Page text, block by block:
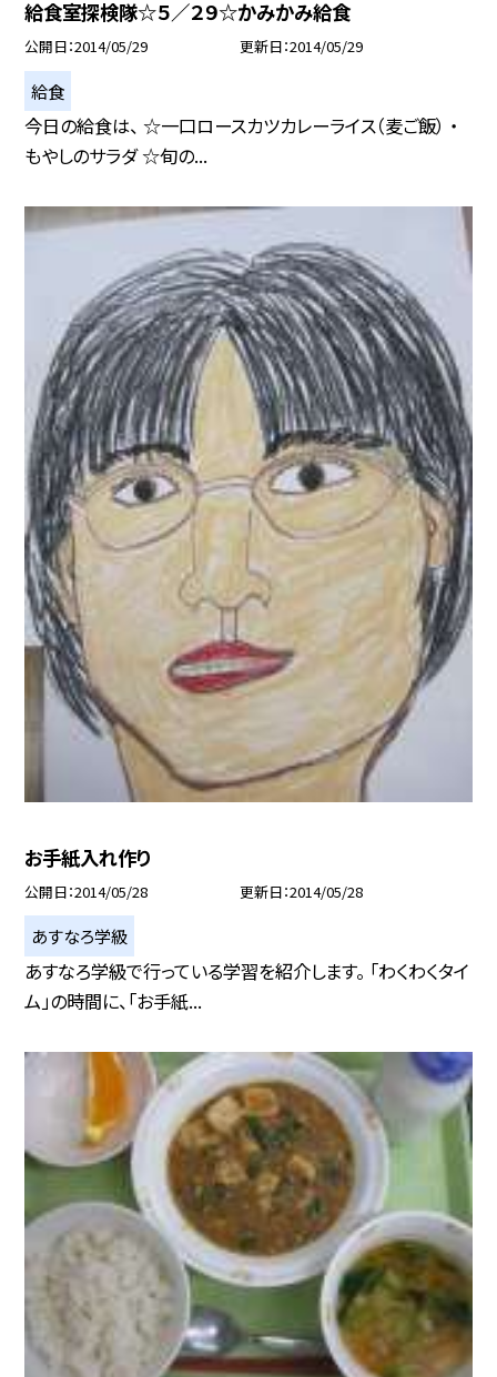
給食室探検隊☆５／２９☆かみかみ給食
公開日 2014/05/29 更新日 2014/05/29
給食
今日の給食は、 ☆一口ロースカツカレーライス（麦ご飯） ・
もやしのサラダ ☆旬の...
お手紙入れ作り
公開日 2014/05/28 更新日 2014/05/28
あすなろ学級
あすなろ学級で行っている学習を紹介します。 「わくわくタイ
ム」の時間に、「お手紙...